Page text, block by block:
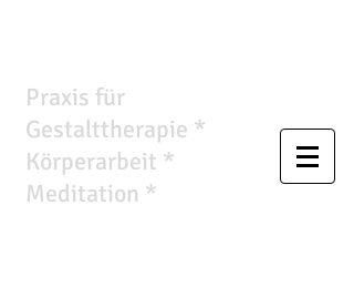
Praxis für
Gestalttherapie *
Körperarbeit *
Meditation *